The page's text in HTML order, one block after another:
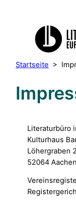
Startseite >
Literaturbüro
Kulturhaus
Löhergraben
52064 Aachen